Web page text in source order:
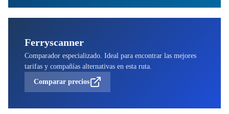
Ferryscanner
Comparador especializado. Ideal para encontrar las mejores
tarifas y compañías alternativas en esta ruta.
Comparar precios